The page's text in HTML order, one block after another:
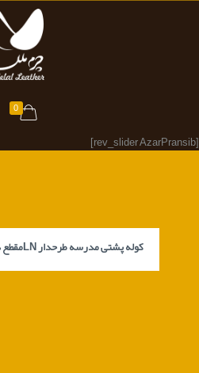
0
[rev_slider AzarPransib]
کوله پشتی مدرسه طرحدار LNمقطع دبستان و راهنمایی